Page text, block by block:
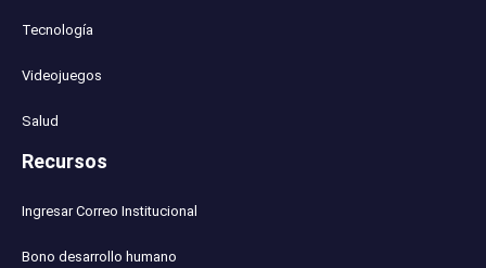
Tecnología
Videojuegos
Salud
Recursos
Ingresar Correo Institucional
Bono desarrollo humano